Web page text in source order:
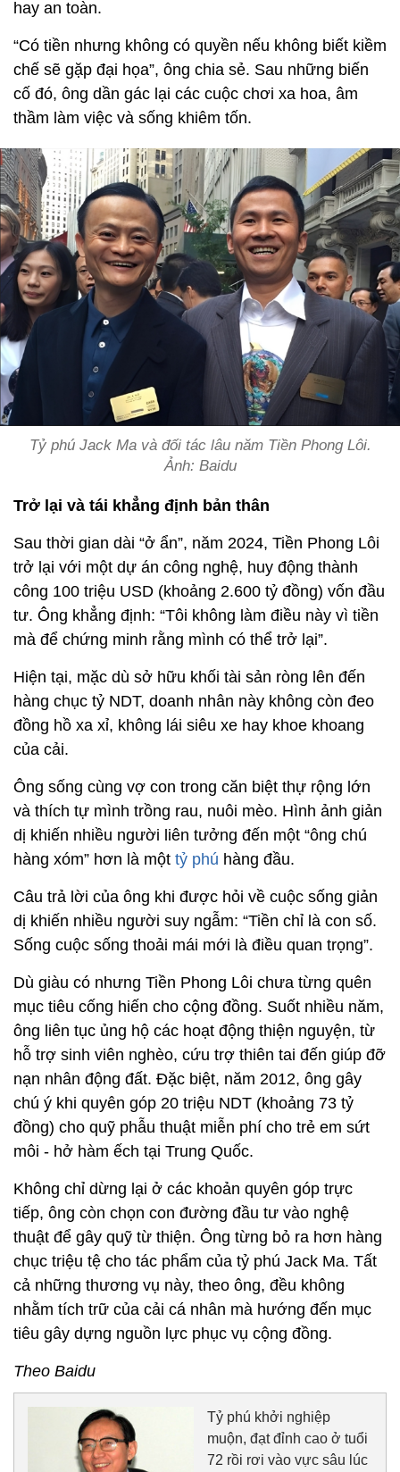
hay an toàn.
“Có tiền nhưng không có quyền nếu không biết kiềm
chế sẽ gặp đại họa”, ông chia sẻ. Sau những biến
cố đó, ông dần gác lại các cuộc chơi xa hoa, âm
thầm làm việc và sống khiêm tốn.
Tỷ phú Jack Ma và đối tác lâu năm Tiền Phong Lôi.
Ảnh: Baidu
Trở lại và tái khẳng định bản thân
Sau thời gian dài “ở ẩn”, năm 2024, Tiền Phong Lôi
trở lại với một dự án công nghệ, huy động thành
công 100 triệu USD (khoảng 2.600 tỷ đồng) vốn đầu
tư. Ông khẳng định: “Tôi không làm điều này vì tiền
mà để chứng minh rằng mình có thể trở lại”.
Hiện tại, mặc dù sở hữu khối tài sản ròng lên đến
hàng chục tỷ NDT, doanh nhân này không còn đeo
đồng hồ xa xỉ, không lái siêu xe hay khoe khoang
của cải.
Ông sống cùng vợ con trong căn biệt thự rộng lớn
và thích tự mình trồng rau, nuôi mèo. Hình ảnh giản
dị khiến nhiều người liên tưởng đến một “ông chú
hàng xóm” hơn là một tỷ phú hàng đầu.
Câu trả lời của ông khi được hỏi về cuộc sống giản
dị khiến nhiều người suy ngẫm: “Tiền chỉ là con số.
Sống cuộc sống thoải mái mới là điều quan trọng”.
Dù giàu có nhưng Tiền Phong Lôi chưa từng quên
mục tiêu cống hiến cho cộng đồng. Suốt nhiều năm,
ông liên tục ủng hộ các hoạt động thiện nguyện, từ
hỗ trợ sinh viên nghèo, cứu trợ thiên tai đến giúp đỡ
nạn nhân động đất. Đặc biệt, năm 2012, ông gây
chú ý khi quyên góp 20 triệu NDT (khoảng 73 tỷ
đồng) cho quỹ phẫu thuật miễn phí cho trẻ em sứt
môi - hở hàm ếch tại Trung Quốc.
Không chỉ dừng lại ở các khoản quyên góp trực
tiếp, ông còn chọn con đường đầu tư vào nghệ
thuật để gây quỹ từ thiện. Ông từng bỏ ra hơn hàng
chục triệu tệ cho tác phẩm của tỷ phú Jack Ma. Tất
cả những thương vụ này, theo ông, đều không
nhằm tích trữ của cải cá nhân mà hướng đến mục
tiêu gây dựng nguồn lực phục vụ cộng đồng.
Theo Baidu
Tỷ phú khởi nghiệp
muộn, đạt đỉnh cao ở tuổi
72 rồi rơi vào vực sâu lúc